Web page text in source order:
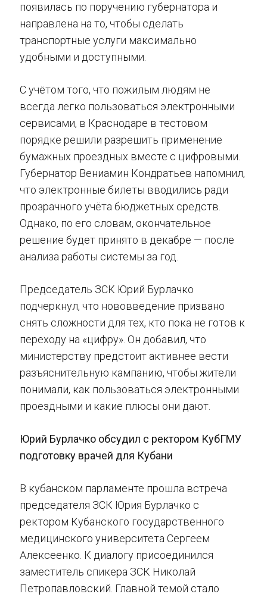
появилась по поручению губернатора и
направлена на то, чтобы сделать
транспортные услуги максимально
удобными и доступными.
С учётом того, что пожилым людям не
всегда легко пользоваться электронными
сервисами, в Краснодаре в тестовом
порядке решили разрешить применение
бумажных проездных вместе с цифровыми.
Губернатор Вениамин Кондратьев напомнил,
что электронные билеты вводились ради
прозрачного учёта бюджетных средств.
Однако, по его словам, окончательное
решение будет принято в декабре — после
анализа работы системы за год.
Председатель ЗСК Юрий Бурлачко
подчеркнул, что нововведение призвано
снять сложности для тех, кто пока не готов к
переходу на «цифру». Он добавил, что
министерству предстоит активнее вести
разъяснительную кампанию, чтобы жители
понимали, как пользоваться электронными
проездными и какие плюсы они дают.
Юрий Бурлачко обсудил с ректором КубГМУ
подготовку врачей для Кубани
В кубанском парламенте прошла встреча
председателя ЗСК Юрия Бурлачко с
ректором Кубанского государственного
медицинского университета Сергеем
Алексеенко. К диалогу присоединился
заместитель спикера ЗСК Николай
Петропавловский. Главной темой стало